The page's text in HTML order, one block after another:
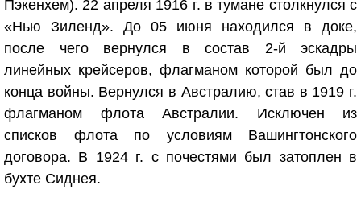
Пэкенхем). 22 апреля 1916 г. в тумане столкнулся с
«Нью Зиленд». До 05 июня находился в доке,
после чего вернулся в состав 2-й эскадры
линейных крейсеров, флагманом которой был до
конца войны. Вернулся в Австралию, став в 1919 г.
флагманом флота Австралии. Исключен из
списков флота по условиям Вашингтонского
договора. В 1924 г. с почестями был затоплен в
бухте Сиднея.